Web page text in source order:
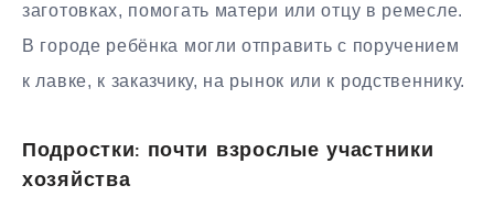
заготовках, помогать матери или отцу в ремесле.
В городе ребёнка могли отправить с поручением
к лавке, к заказчику, на рынок или к родственнику.
Подростки: почти взрослые участники
хозяйства